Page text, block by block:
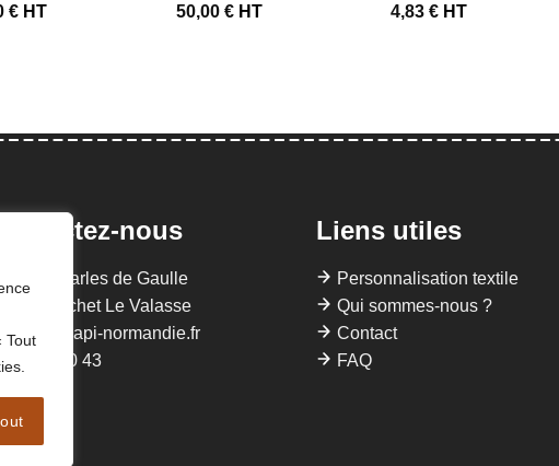
Tout
€ HT 50,00 €HT 4,83 €HT
Contactez-nous
Rue Charles de Gaulle
Gruchet Le Valasse
normandie.fr
77 22 40 43
Liens utiles
Personnalisation textile
Qui sommes-nous ?
Contact
FAQ